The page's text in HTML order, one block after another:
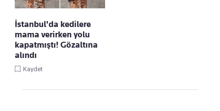
İstanbul'da kedilere
mama verirken yolu
kapatmıştı! Gözaltına
alındı
Kaydet